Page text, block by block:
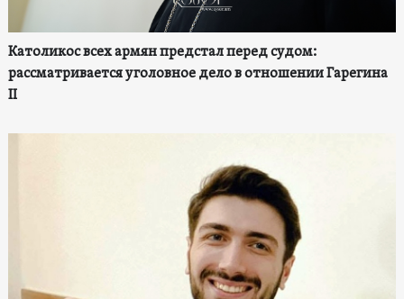
Католикос всех армян предстал перед судом:
рассматривается уголовное дело в отношении Гарегина
II